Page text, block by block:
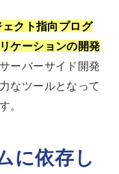
クト指向プログ
ケーションの開発
ーバーサイド開発
なツールとなって
。
に依存し